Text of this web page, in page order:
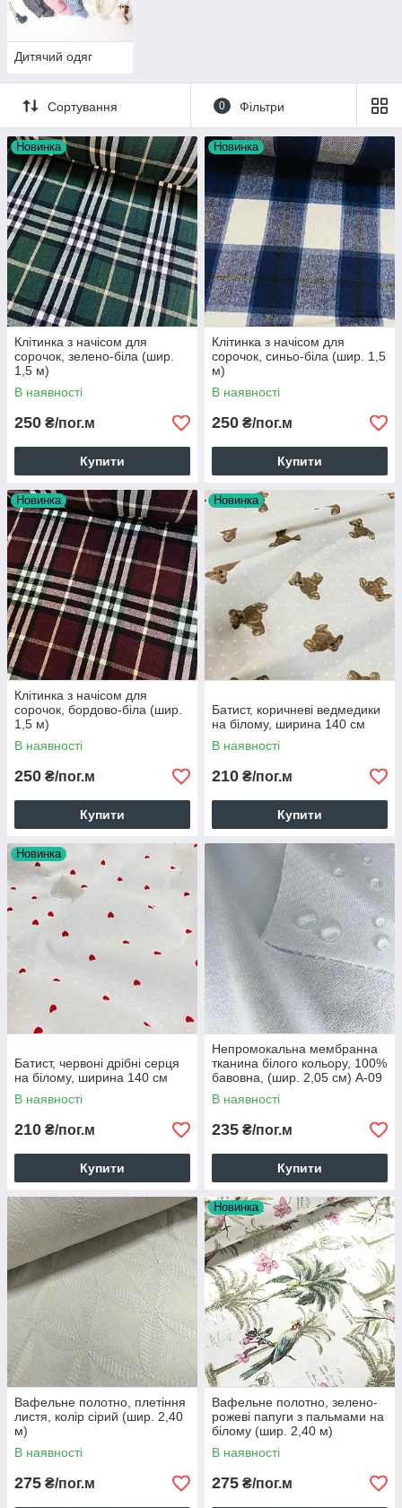
Дитячий одяг
Сортування 0 Фільтри
Новинка
Клітинка з начісом для
сорочок, зелено-біла (шир.
1,5 м)
В наявності
250 ₴/пог.м
Купити
Новинка
Клітинка з начісом для
сорочок, синьо-біла (шир. 1,5
м)
В наявності
250 ₴/пог.м
Купити
Новинка
Клітинка з начісом для
сорочок, бордово-біла (шир.
1,5 м)
В наявності
250 ₴/пог.м
Купити
Новинка
Батист, коричневі ведмедики
на білому, ширина 140 см
В наявності
210 ₴/пог.м
Купити
Новинка
Батист, червоні дрібні серця
на білому, ширина 140 см
В наявності
210 ₴/пог.м
Купити
Непромокальна мембранна
тканина білого кольору, 100%
бавовна, (шир. 2,05 см) А-09
В наявності
235 ₴/пог.м
Купити
Вафельне полотно, плетіння
листя, колір сірий (шир. 2,40
м)
В наявності
275 ₴/пог.м
Новинка
Вафельне полотно, зелено-
рожеві папуги з пальмами на
білому (шир. 2,40 м)
В наявності
275 ₴/пог.м